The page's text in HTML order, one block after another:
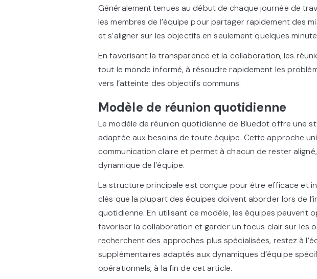
Généralement tenues au début de chaque journée de
les membres de l’équipe pour partager rapidement des
et s’aligner sur les objectifs en seulement quelques
En favorisant la transparence et la collaboration, les
tout le monde informé, à résoudre rapidement les
vers l’atteinte des objectifs communs.
Modèle de réunion quotidienne
Le modèle de réunion quotidienne de Bluedot offre une
adaptée aux besoins de toute équipe. Cette approche
communication claire et permet à chacun de rester
dynamique de l’équipe.
La structure principale est conçue pour être efficace et
clés que la plupart des équipes doivent aborder lors de
quotidienne. En utilisant ce modèle, les équipes peuvent
favoriser la collaboration et garder un focus clair sur les
recherchent des approches plus spécialisées, restez à
supplémentaires adaptés aux dynamiques d’équipe
opérationnels, à la fin de cet article.